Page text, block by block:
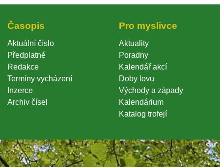
Časopi
Aktuální číslo
Předplatné
Redakce
Termíny vycházení
Inzerce
Archiv čísel
Pro myslivce
Aktuality
Poradny
Kalendář akcí
Doby lovu
Východy a západy
Kalendárium
Katalog trofejí